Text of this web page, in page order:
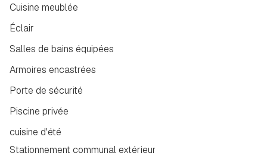
Cuisine meublée
Éclair
Salles de bains équipées
Armoires encastrées
Porte de sécurité
Piscine privée
cuisine d'été
Stationnement communal extérieur